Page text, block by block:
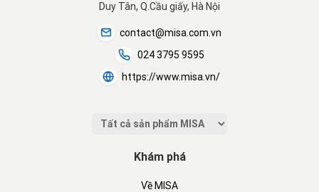
Duy Tân, Q.Cầu giấy, Hà Nội
contact@misa.com.vn
024 3795 9595
https://www.misa.vn/
Khám phá
Về MISA